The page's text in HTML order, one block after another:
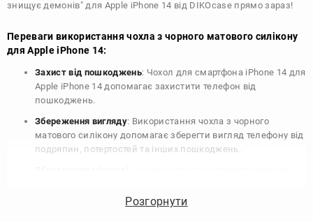
знищує демонів" для Apple iPhone 14 від DIKOcase прямо зараз!
Переваги використання чохла з чорного матового силікону
для Apple iPhone 14:
Захист від пошкоджень: Чохол для смартфона iPhone 14 для
Apple iPhone 14 допомагає захистити телефон від
пошкоджень.
Збереження вигляду: Використання чохла з чорного
матового силікону допомагає зберегти вигляд телефону від
подряпин, потертостей та інших пошкоджень.
телефону, що особливо важливо для людей, які планують
Розгорнути